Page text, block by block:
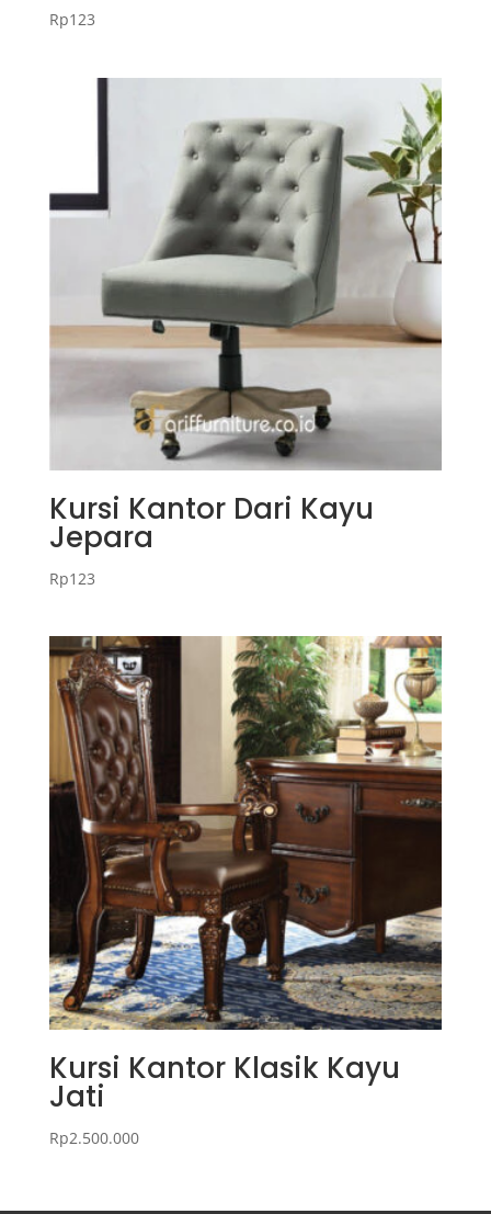
Rp123
Kursi Kantor Dari Kayu
Jepara
Rp123
Kursi Kantor Klasik Kayu
Jati
Rp2.500.000